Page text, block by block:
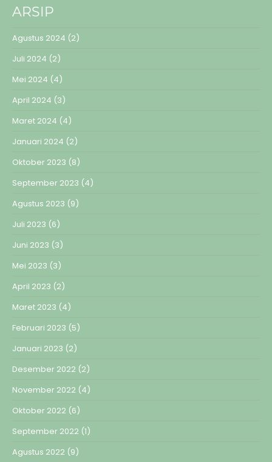
ARSIP
Agustus 2024 (2)
Juli 2024 (2)
Mei 2024 (4)
April 2024 (3)
Maret 2024 (4)
Januari 2024 (2)
Oktober 2023 (8)
September 2023 (4)
Agustus 2023 (9)
Juli 2023 (6)
Juni 2023 (3)
Mei 2023 (3)
April 2023 (2)
Maret 2023 (4)
Februari 2023 (5)
Januari 2023 (2)
Desember 2022 (2)
November 2022 (4)
Oktober 2022 (6)
September 2022 (1)
Agustus 2022 (9)